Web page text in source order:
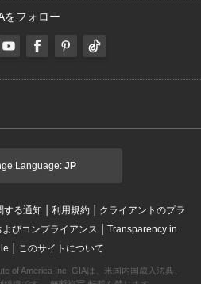
をフォロー
Language: JP
する通知 | 利用規約 | クライアントのプラ
よびコンプライアンス | Transparency in
| このサイトについて
of America Inc. GIAは、米国内国歳入法典、